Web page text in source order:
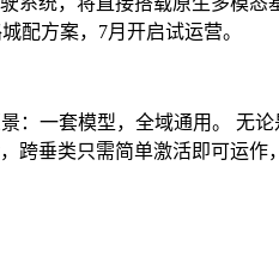
配方案，7月开启试运营。
一套模型，全域通用。 无
垂类只需简单激活即可运作